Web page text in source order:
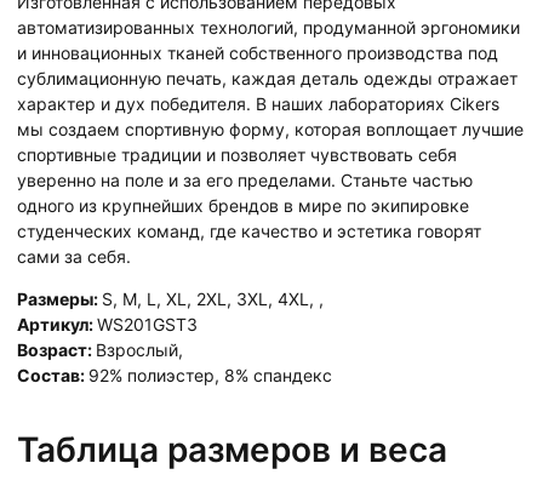
автоматизированных технологий, продуманной эргономики
и инновационных тканей собственного производства под
сублимационную печать, каждая деталь одежды отражает
характер и дух победителя. В наших лабораториях Cikers
мы создаем спортивную форму, которая воплощает лучшие
спортивные традиции и позволяет чувствовать себя
уверенно на поле и за его пределами. Станьте частью
одного из крупнейших брендов в мире по экипировке
студенческих команд, где качество и эстетика говорят
сами за себя.
Размеры: S, M, L , XL , 2XL , 3XL , 4XL , ,
Артикул:WS201GST3
Возраст: Взрослый,
Состав: 92% полиэстер, 8% спандекс
Таблица размеров и веса